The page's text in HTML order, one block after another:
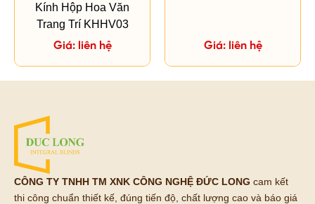
Kính Hộp Hoa Văn
Trang Trí KHHV03
Giá: liên hệ
Giá: liên hệ
CÔNG TY TNHH TM XNK CÔNG NGHỆ ĐỨC LONG cam kết
thi công chuẩn thiết kế, đúng tiến độ, chất lượng cao và báo giá